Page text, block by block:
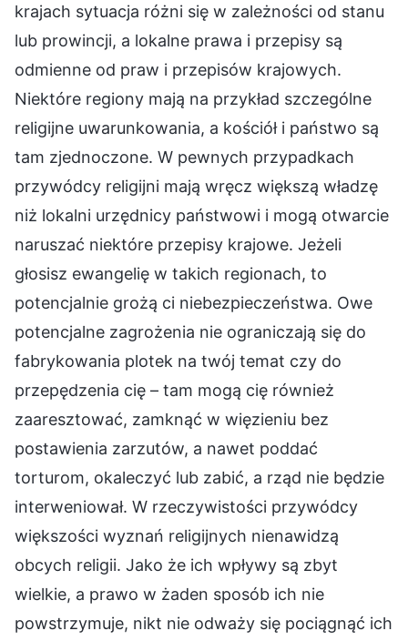
krajach sytuacja różni się w zależności od stanu
lub prowincji, a lokalne prawa i przepisy są
odmienne od praw i przepisów krajowych.
Niektóre regiony mają na przykład szczególne
religijne uwarunkowania, a kościół i państwo są
tam zjednoczone. W pewnych przypadkach
przywódcy religijni mają wręcz większą władzę
niż lokalni urzędnicy państwowi i mogą otwarcie
naruszać niektóre przepisy krajowe. Jeżeli
głosisz ewangelię w takich regionach, to
potencjalnie grożą ci niebezpieczeństwa. Owe
potencjalne zagrożenia nie ograniczają się do
fabrykowania plotek na twój temat czy do
przepędzenia cię – tam mogą cię również
zaaresztować, zamknąć w więzieniu bez
postawienia zarzutów, a nawet poddać
torturom, okaleczyć lub zabić, a rząd nie będzie
interweniował. W rzeczywistości przywódcy
większości wyznań religijnych nienawidzą
obcych religii. Jako że ich wpływy są zbyt
wielkie, a prawo w żaden sposób ich nie
powstrzymuje, nikt nie odważy się pociągnąć ich